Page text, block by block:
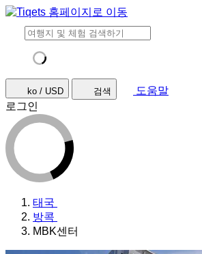
ko / USD 검색
도움말
로그인
태국
방콕
MBK센터